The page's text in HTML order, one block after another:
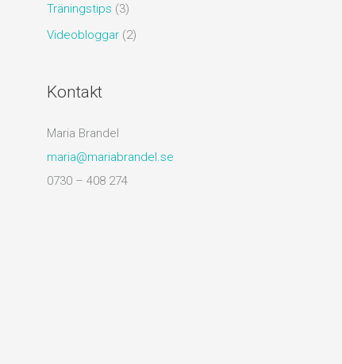
Träningstips (3)
Videobloggar (2)
Kontakt
Maria Brandel
maria@mariabrandel.se
0730 – 408 274